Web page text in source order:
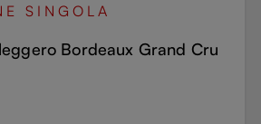
SINGOLA
Bordeaux Grand Cru